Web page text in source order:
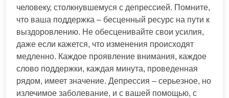
человеку, столкнувшемуся с депрессией. Помните,
что ваша поддержка – бесценный ресурс на пути к
выздоровлению. Не обесценивайте свои усилия,
даже если кажется, что изменения происходят
медленно. Каждое проявление внимания, каждое
слово поддержки, каждая минута, проведенная
рядом, имеет значение. Депрессия – серьезное, но
излечимое заболевание, и с вашей помощью, с